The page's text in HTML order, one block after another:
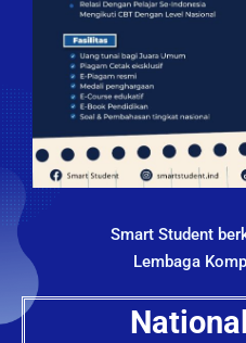
Smart Student
Lembaga